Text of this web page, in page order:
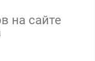
на сайте